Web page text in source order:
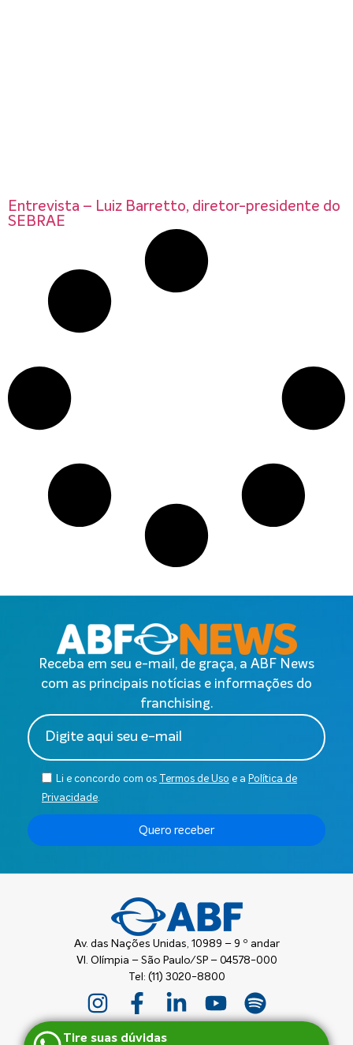
Entrevista – Luiz Barretto, diretor-presidente do
SEBRAE
Receba em seu e-mail, de graça, a ABF News
com as principais notícias e informações do
franchising.
Li e concordo com os Termos de Uso e a Política de
Privacidade.
Quero receber
Av. das Nações Unidas, 10989 – 9 º andar
Vl. Olímpia – São Paulo/SP – 04578-000
Tel: (11) 3020-8800
Tire suas dúvidas